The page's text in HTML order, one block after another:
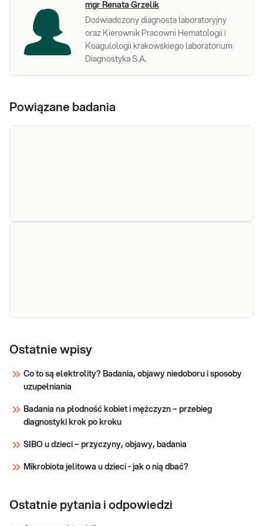
mgr Renata Grzelik
Doświadczony diagnosta laboratoryjny
oraz Kierownik Pracowni Hematologii i
Koagulologii krakowskiego laboratorium
Diagnostyka S.A.
Powiązane badania
met.
identyfikacja antygenów
ocenie skuteczności
Ostatnie wpisy
Co to są elektrolity? Badania, objawy niedoboru i sposoby
uzupełniania
Badania na płodność kobiet i mężczyzn – przebieg
diagnostyki krok po kroku
SIBO u dzieci – przyczyny, objawy, badania
Mikrobiota jelitowa u dzieci - jak o nią dbać?
Ostatnie pytania i odpowiedzi